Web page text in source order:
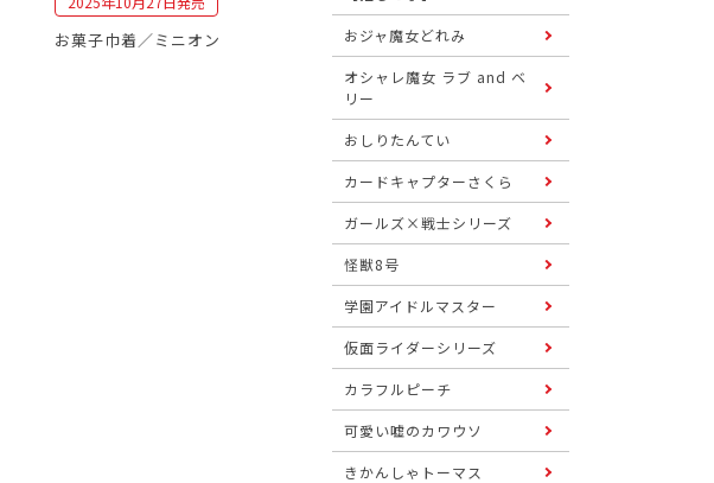
お菓子巾着／ミニオン おジャ魔女どれみ
オシャレ魔女 ラブ and ベ
リー
おしりたんてい
カードキャプターさくら
ガールズ×戦士シリーズ
怪獣8号
学園アイドルマスター
仮面ライダーシリーズ
カラフルピーチ
可愛い嘘のカワウソ
きかんしゃトーマス